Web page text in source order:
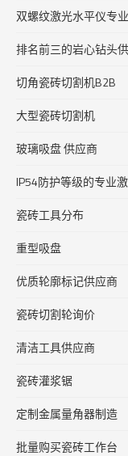
双螺纹激光水平仪专
排名前三的岩心钻头
切角瓷砖切割机B2B
大型瓷砖切割机
玻璃吸盘 供应商
IP54防护等级的专业
瓷砖工具分布
重型吸盘
优质轮廓标记供应商
瓷砖切割轮询价
清洁工具供应商
瓷砖灌浆锯
定制金属量角器制造
批量购买瓷砖工作台